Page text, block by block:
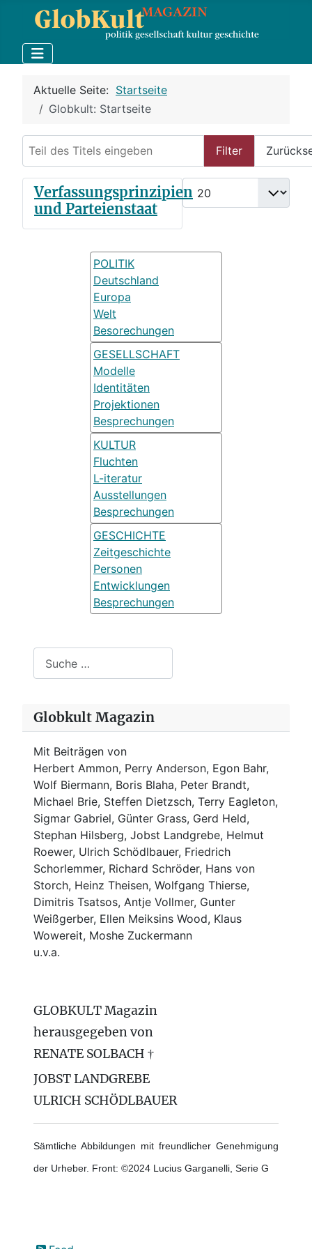
Aktuelle Seite: Startseite
Globkult: Startseite
Filter
Anzeige #
Verfassungsprinzipien
und Parteienstaat
POLITIK
Deutschland
Europa
Welt
Besorechungen
GESELLSCHAFT
Modelle
Identitäten
Projektionen
Besprechungen
KULTUR
Fluchten
L-iteratur
Ausstellungen
Besprechungen
GESCHICHTE
Zeitgeschichte
Personen
Entwicklungen
Besprechungen
Globkult Magazin
Mit Beiträgen von
Herbert Ammon, Perry Anderson, Egon Bahr,
Wolf Biermann, Boris Blaha, Peter Brandt,
Michael Brie, Steffen Dietzsch, Terry Eagleton,
Sigmar Gabriel, Günter Grass, Gerd Held,
Stephan Hilsberg, Jobst Landgrebe, Helmut
Roewer, Ulrich Schödlbauer, Friedrich
Schorlemmer, Richard Schröder, Hans von
Storch, Heinz Theisen, Wolfgang Thierse,
Dimitris Tsatsos, Antje Vollmer, Gunter
Weißgerber, Ellen Meiksins Wood, Klaus
Wowereit, Moshe Zuckermann
u.v.a.
GLOBKULT Magazin
herausgegeben von
RENATE SOLBACH †
JOBST LANDGREBE
ULRICH SCHÖDLBAUER
Sämtliche Abbildungen mit freundlicher Genehmigung
der Urheber. Front: ©2024 Lucius Garganelli, Serie G